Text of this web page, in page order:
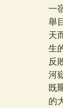
一
舉
天
生
反
河
既
的